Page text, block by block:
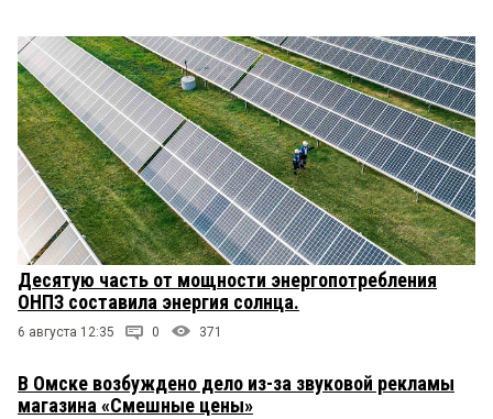
Десятую часть от мощности энергопотребления
ОНПЗ составила энергия солнца.
6 августа 12:35 0 371
В Омске возбуждено дело из-за звуковой рекламы
магазина «Смешные цены»